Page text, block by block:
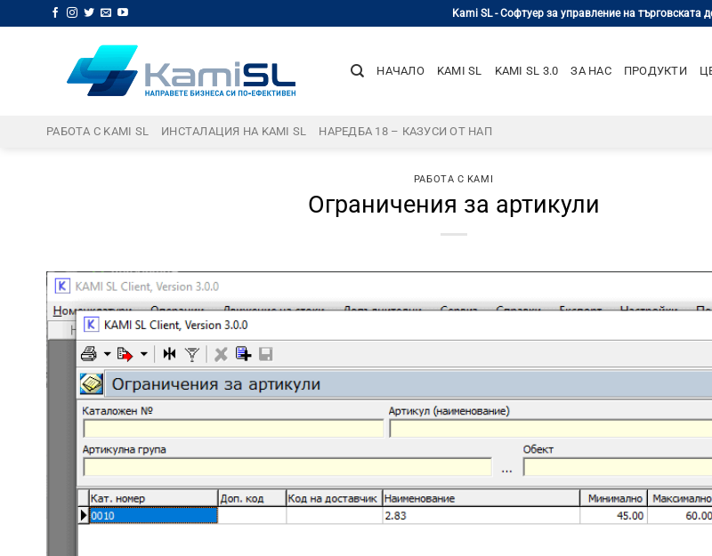
to
Kami SL - Софтуер за управление на търговската
НАЧАЛО KAMI SL KAMI SL 3.0 ЗА НАС ПРОДУКТИ
РАБОТА С KAMI SL ИНСТАЛАЦИЯ НА KAMI SL НАРЕДБА 18 – КАЗУСИ ОТ НАП
РАБОТА С KAMI
Ограничения за артикули